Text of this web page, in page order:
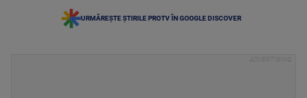
URMĂREȘTE ȘTIRILE PROTV ÎN GOOGLE DISCOVER